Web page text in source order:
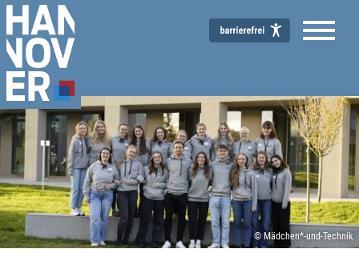
© Mädchen*-und-Technik